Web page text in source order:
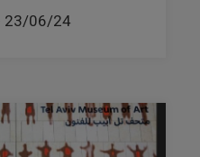
23/06/24